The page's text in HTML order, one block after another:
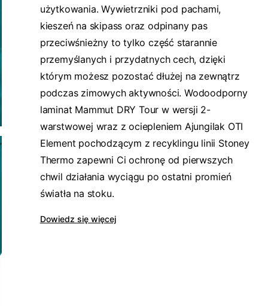
użytkowania. Wywietrzniki pod pachami,
kieszeń na skipass oraz odpinany pas
przeciwśnieżny to tylko część starannie
przemyślanych i przydatnych cech, dzięki
którym możesz pozostać dłużej na zewnątrz
podczas zimowych aktywności. Wodoodporny
laminat Mammut DRY Tour w wersji 2-
warstwowej wraz z ociepleniem Ajungilak OTI
Element pochodzącym z recyklingu linii Stoney
Thermo zapewni Ci ochronę od pierwszych
chwil działania wyciągu po ostatni promień
światła na stoku.
Dowiedz się więcej